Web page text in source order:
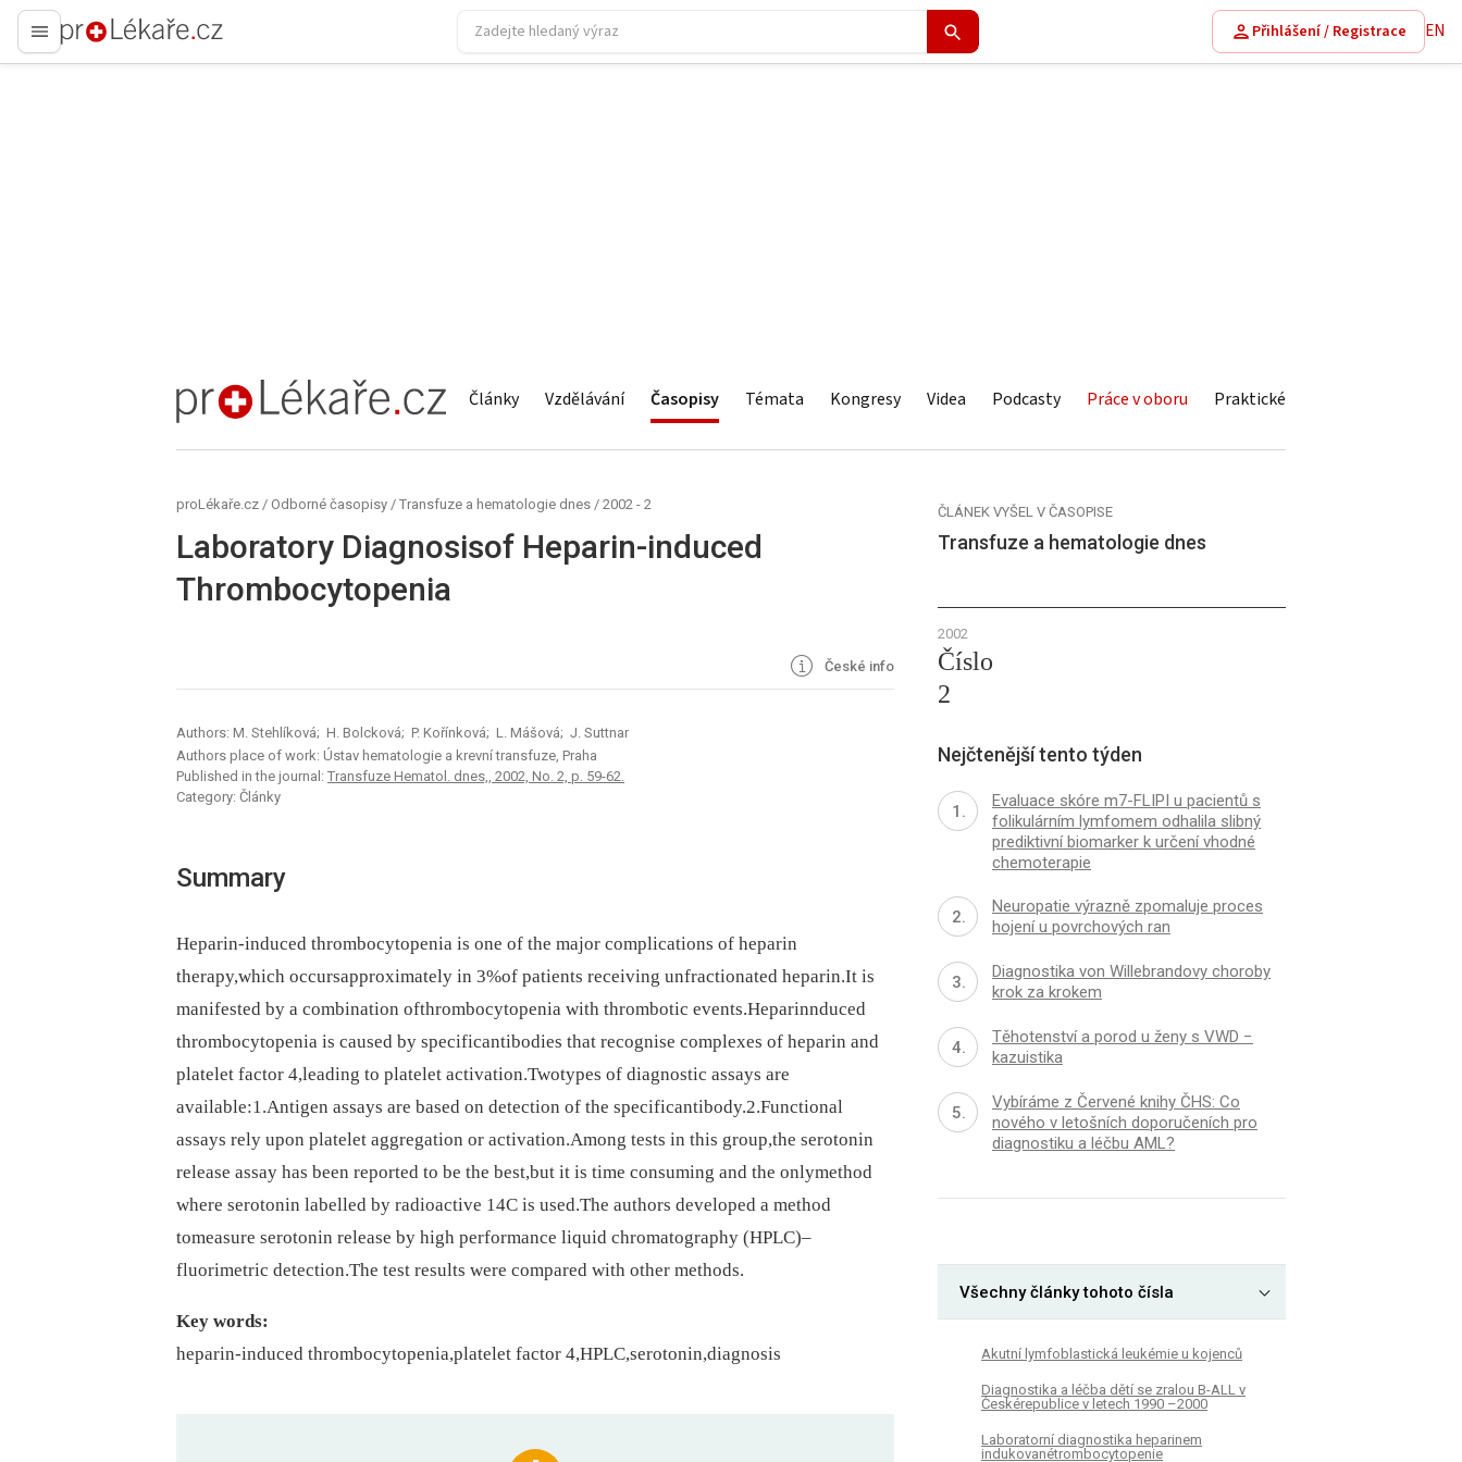
proLékaře.cz
Přihlášení / Registrace EN
proLékaře.cz Články Vzdělávání Časopisy Témata Kongresy Videa Podcasty Práce v oboru Praktické
proLékaře.cz / Odborné časopisy / Transfuze a hematologie dnes / 2002 - 2
Laboratory Diagnosisof Heparin-induced
Thrombocytopenia
České info
Authors: M. Stehlíková; H. Bolcková; P. Kořínková; L. Mášová; J. Suttnar
Authors place of work: Ústav hematologie a krevní transfuze, Praha
Published in the journal: Transfuze Hematol. dnes,, 2002, No. 2, p. 59-62.
Category: Články
Summary
Heparin-induced thrombocytopenia is one of the major complications of heparin
therapy,which occursapproximately in 3%of patients receiving unfractionated heparin.It is
manifested by a combination ofthrombocytopenia with thrombotic events.Heparinnduced
thrombocytopenia is caused by specificantibodies that recognise complexes of heparin and
platelet factor 4,leading to platelet activation.Twotypes of diagnostic assays are
available:1.Antigen assays are based on detection of the specificantibody.2.Functional
assays rely upon platelet aggregation or activation.Among tests in this group,the serotonin
release assay has been reported to be the best,but it is time consuming and the onlymethod
where serotonin labelled by radioactive 14C is used.The authors developed a method
tomeasure serotonin release by high performance liquid chromatography (HPLC)–
fluorimetric detection.The test results were compared with other methods.
Key words:
heparin-induced thrombocytopenia,platelet factor 4,HPLC,serotonin,diagnosis
ČLÁNEK VYŠEL V ČASOPISE
Transfuze a hematologie dnes
2002
Číslo
2
Nejčtenější tento týden
Evaluace skóre m7-FLIPI u pacientů s
folikulárním lymfomem odhalila slibný
prediktivní biomarker k určení vhodné
chemoterapie
Neuropatie výrazně zpomaluje proces
hojení u povrchových ran
Diagnostika von Willebrandovy choroby
krok za krokem
Těhotenství a porod u ženy s VWD −
kazuistika
Vybíráme z Červené knihy ČHS: Co
nového v letošních doporučeních pro
diagnostiku a léčbu AML?
Všechny články tohoto čísla
Akutní lymfoblastická leukémie u kojenců
Diagnostika a léčba dětí se zralou B-ALL v
Českérepublice v letech 1990 –2000
Laboratorní diagnostika heparinem
indukovanétrombocytopenie